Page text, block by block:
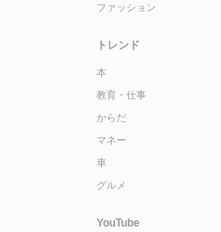
ファッション
トレンド
本
教育・仕事
からだ
マネー
車
グルメ
YouTube